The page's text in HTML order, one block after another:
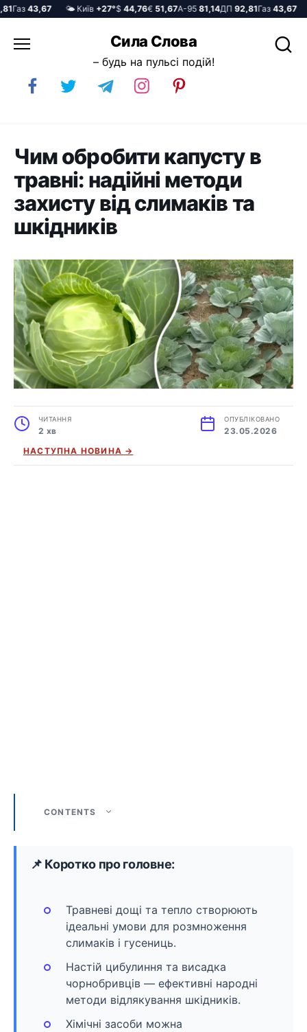
43,67 🌤️ Київ+27°$44,76€51,67А-9581,14ДП92,81Газ43,67 🌤️
до
Сила Слова
– будь на пульсі подій!
Чим обробити капусту в
травні: надійні методи
захисту від слимаків та
шкідників
ЧИТАННЯ
2 хв
ОПУБЛІКОВАНО
23.05.2026
НАСТУПНА НОВИНА →
CONTENTS
📌 Коротко про головне:
Травневі дощі та тепло створюють
ідеальні умови для розмноження
слимаків і гусениць.
Настій цибулиння та висадка
чорнобривців — ефективні народні
методи відлякування шкідників.
Хімічні засоби можна